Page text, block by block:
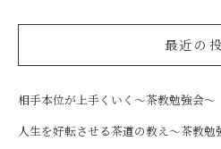
最近の
相手本位が上手くいく～茶教勉強会～
人生を好転させる茶道の教え～茶教勉